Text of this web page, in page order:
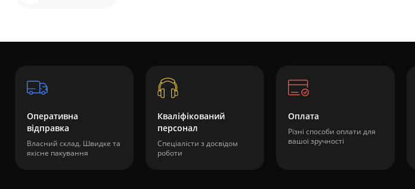
Оперативна
відправка
Власний склад. Швидке та
якісне пакування
Кваліфікований
персонал
Спеціалісти з досвідом
роботи
Оплата
Різні способи оплати для
вашої зручності